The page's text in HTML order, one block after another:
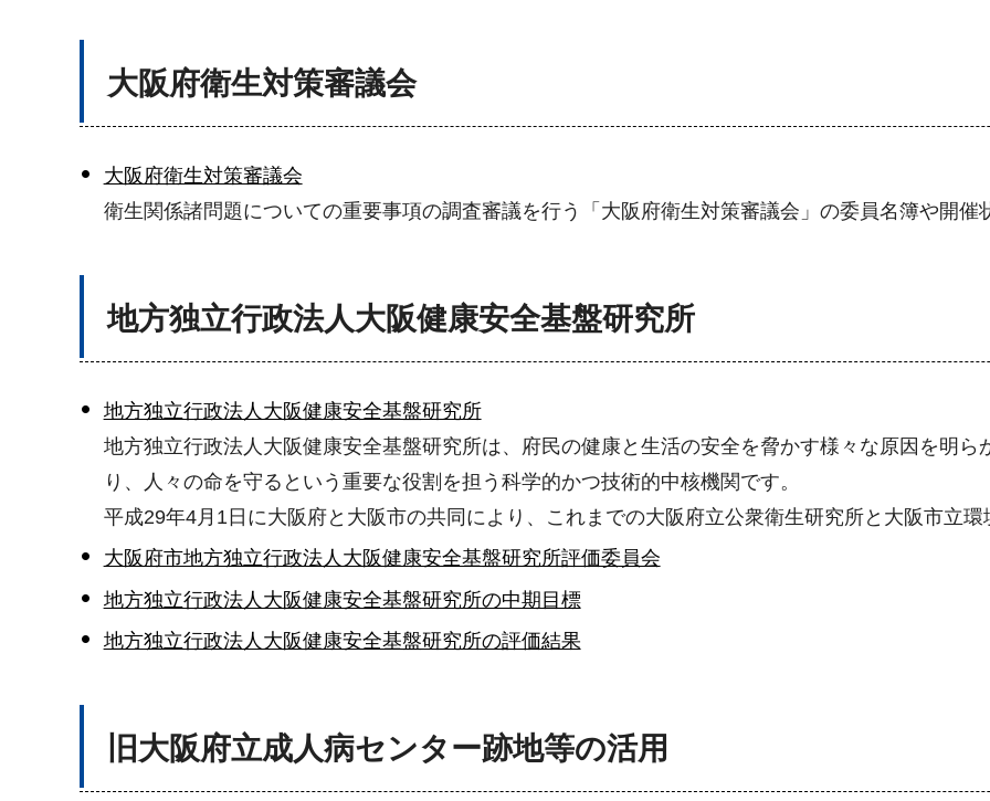
大阪府衛生対策審議会
大阪府衛生対策審議会
衛生関係諸問題についての重要事項の調査審議を行う「大阪府衛生対策審議会」の委員名簿や開催
地方独立行政法人大阪健康安全基盤研究所
地方独立行政法人大阪健康安全基盤研究所
地方独立行政法人大阪健康安全基盤研究所は、府民の健康と生活の安全を脅かす様々な原因を明
り、人々の命を守るという重要な役割を担う科学的かつ技術的中核機関です。
平成29年4月1日に大阪府と大阪市の共同により、これまでの大阪府立公衆衛生研究所と大阪市立
大阪府市地方独立行政法人大阪健康安全基盤研究所評価委員会
地方独立行政法人大阪健康安全基盤研究所の中期目標
地方独立行政法人大阪健康安全基盤研究所の評価結果
旧大阪府立成人病センター跡地等の活用